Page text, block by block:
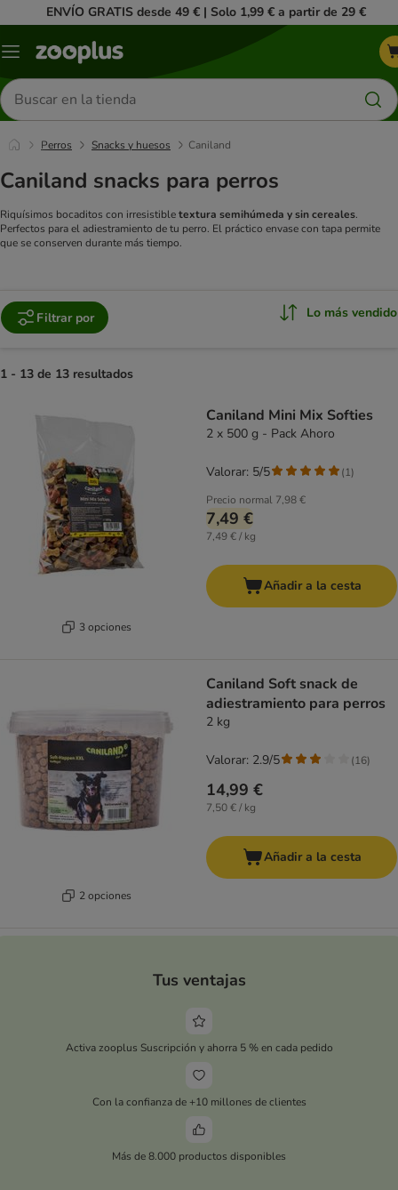
ENVÍO GRATIS desde 49 € | Solo 1,99 € a partir de 29 €
Menú
Buscar
productos
Perros Snacks y huesos Caniland
Caniland snacks para perros
Riquísimos bocaditos con irresistibletextura semihúmeda y sin cereales.
Perfectos para el adiestramiento de tu perro. El práctico envase con tapa permite
que se conserven durante más tiempo.
Filtrar por Lo más vendido
1 - 13 de 13 resultados
3 opciones
Caniland Mini Mix Softies
2 x 500 g - Pack Ahoro
Precio normal 7,98 €
7,49 €
7,49 € / kg
Valorar: 5/5 (1)
Añadir a la cesta
2 opciones
Caniland Soft snack de
adiestramiento para perros
2 kg
14,99 €
7,50 € / kg
Valorar: 2.9/5 (16)
Añadir a la cesta
Tus ventajas
Activa zooplus Suscripción y ahorra 5 % en cada pedido
Con la confianza de +10 millones de clientes
Más de 8.000 productos disponibles